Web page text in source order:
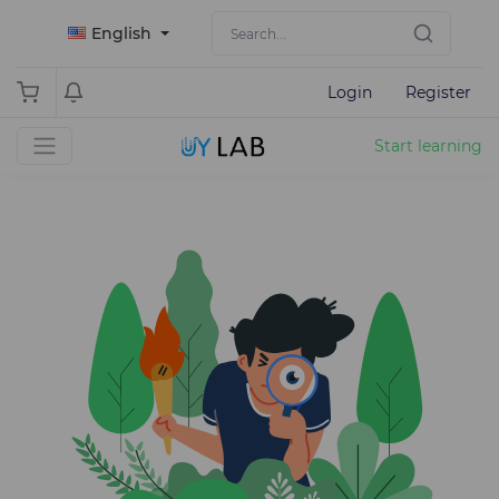
English
Login Register
Start learning